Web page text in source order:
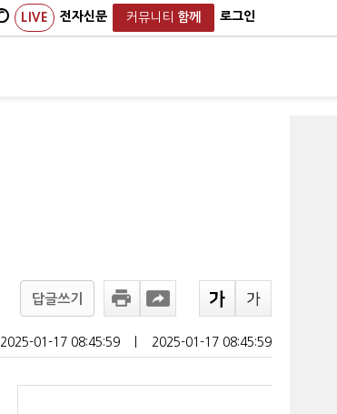
LIVE 전자신문 커뮤니티 함께 로그인
답글쓰기
2025-01-17 08:45:59 2025-01-17 08:45:59